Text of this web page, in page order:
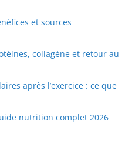
et sources
collagène et retour au
après l’exercice : ce que
nutrition complet 2026